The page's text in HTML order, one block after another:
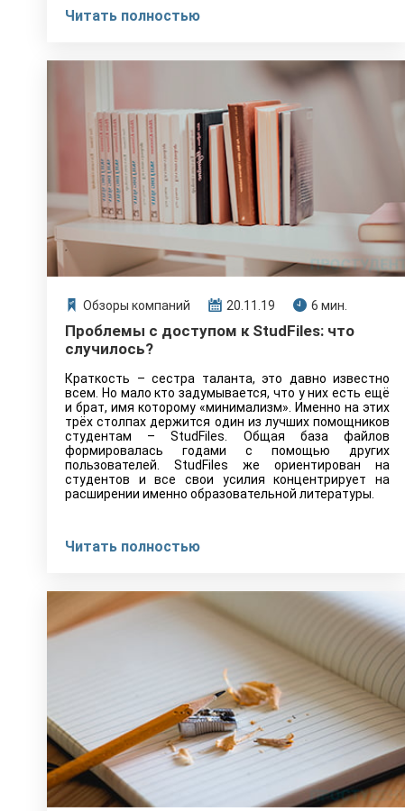
Читать полностью
Обзоры компаний 20.11.19 6 мин.
Проблемы с доступом к StudFiles: что
случилось?
Краткость – сестра таланта, это давно известно
всем. Но мало кто задумывается, что у них есть ещё
и брат, имя которому «минимализм». Именно на этих
трёх столпах держится один из лучших помощников
студентам – StudFiles. Общая база файлов
формировалась годами с помощью других
пользователей. StudFiles же ориентирован на
студентов и все свои усилия концентрирует на
расширении именно образовательной литературы.
Читать полностью